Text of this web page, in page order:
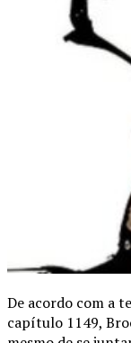
De acordo com a
capítulo 1149,